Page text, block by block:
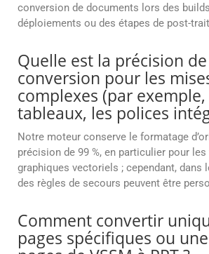
conversion de documents lors des
déploiements ou des étapes de post-
Quelle est la précision
conversion pour les
complexes (par exemple,
tableaux, les polices
Notre moteur conserve le formatage
précision de 99 %, en particulier pour
graphiques vectoriels ; cependant, dans
des règles de secours peuvent être
Comment convertir
pages spécifiques ou